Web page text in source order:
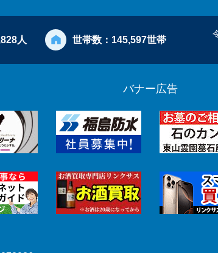
人 世帯数： 145,597世帯
バナー広告